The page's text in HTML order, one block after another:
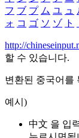
フ ブ プ ム ユ ュ
ォ コ ゴ ソ ゾ ト
http://
할 수 있습니다.
변환된 중국어를
예시)
中文 을 입